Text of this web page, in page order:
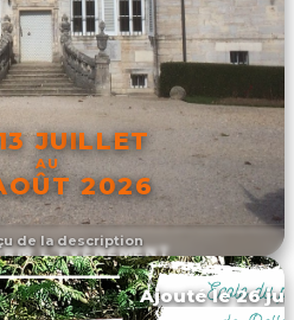
de la description
JUILLET
AU
2026
L'ÉVÉNEMENT
Ajouté le 26